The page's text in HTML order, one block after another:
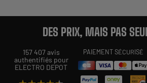
DES PRIX, MAIS PAS
157 407 avis
authentifiés pour
ELECTRO DEPOT
PAIEMENT SÉCURISÉ